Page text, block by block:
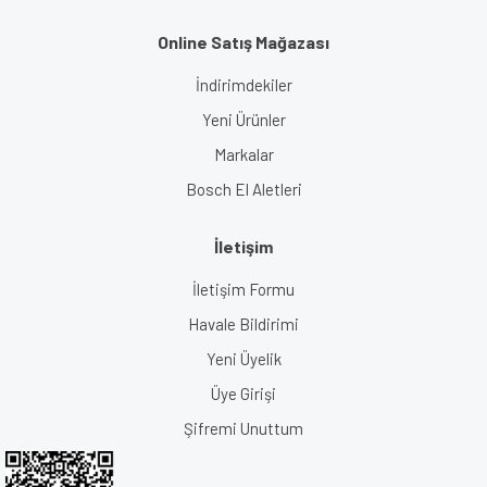
Online Satış Mağazası
İndirimdekiler
Yeni Ürünler
Markalar
Bosch El Aletleri
İletişim
İletişim Formu
Havale Bildirimi
Yeni Üyelik
Üye Girişi
Şifremi Unuttum